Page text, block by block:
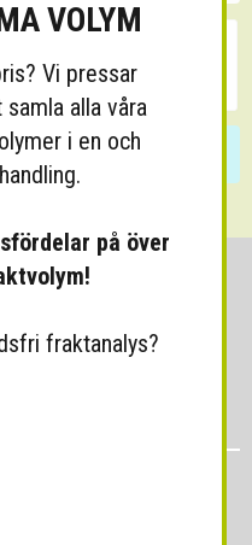
VOLYM
Vi pressar
alla våra
i en och
på över
fraktanalys?